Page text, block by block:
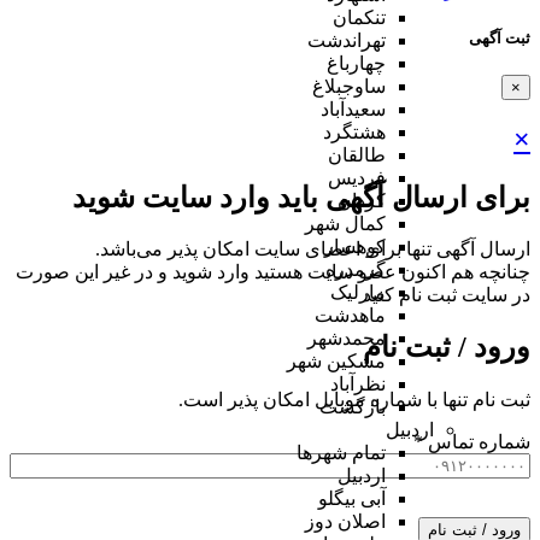
ثبت آگهی
×
×
برای ارسال آگهی باید وارد سایت شوید
ارسال آگهی تنها برای اعضای سایت امکان پذیر می‌باشد.
چنانچه هم‌ اکنون عضو سایت هستید وارد شوید و در غیر این صورت
در سایت ثبت نام کنید
ورود / ثبت نام
ثبت نام تنها با شماره موبایل امکان پذیر است.
شماره تماس*
ورود / ثبت نام
تنکمان
تهراندشت
چهارباغ
ساوجبلاغ
سعیدآباد
هشتگرد
طالقان
فردیس
کردان
کمال شهر
کوهسار
گرمدره
مارلیک
ماهدشت
محمدشهر
مشکین شهر
نظرآباد
بازگشت
اردبیل
تمام شهر‌ها
اردبیل
آبی بیگلو
اصلان دوز